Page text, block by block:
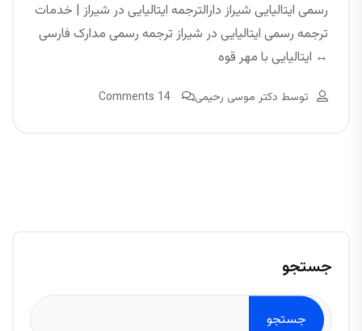
رسمی ایتالیایی شیراز دارالترجمه ایتالیایی در شیراز | خدمات
ترجمه رسمی ایتالیایی در شیراز ترجمه رسمی مدارک فارسی
↔ ایتالیایی با مهر قوه
توسط دکتر موسی رحیمی 14 Comments
جستجو
جستجو